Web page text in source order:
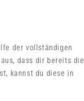
der vollständigen
dass dir bereits die
kannst du diese in